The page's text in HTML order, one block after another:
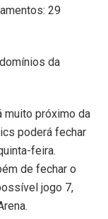
29
da
muito próximo da
poderá fechar
feira.
de fechar o
jogo 7,